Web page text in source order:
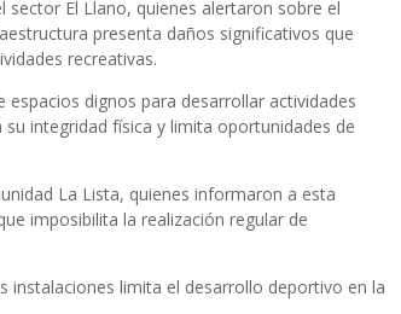
El Llano, quienes alertaron sobre el
presenta daños significativos que
recreativas.
dignos para desarrollar actividades
integridad física y limita oportunidades de
La Lista, quienes informaron a esta
imposibilita la realización regular de
instalaciones limita el desarrollo deportivo en la